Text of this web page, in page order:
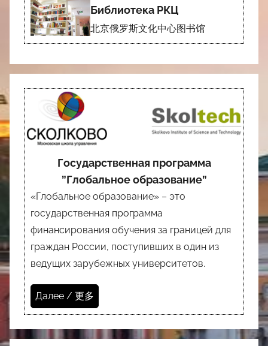
Библиотека РКЦ
北京俄罗斯文化中心图书馆
Государственная программа
”Глобальное образование”
«Глобальное образование» – это
государственная программа
финансирования обучения за границей для
граждан России, поступивших в один из
ведущих зарубежных университетов.
Далее / 更多